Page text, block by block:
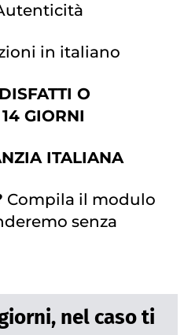
in italiano
O
GIORNI
ITALIANA
Compila il modulo
senza
nel caso ti